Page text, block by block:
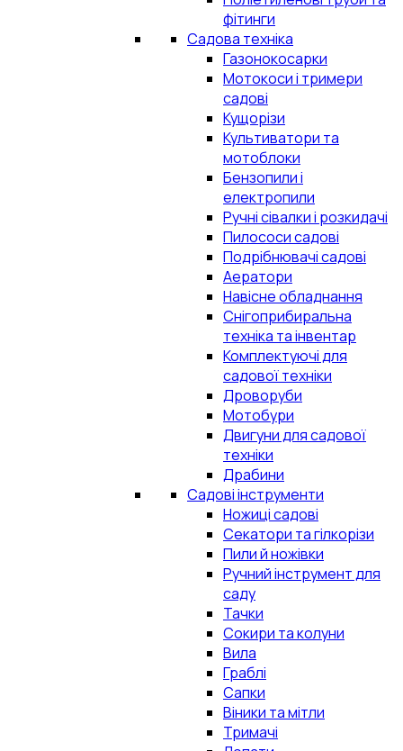
фітинги
Садова техніка
Газонокосарки
Мотокоси і тримери
садові
Кущорізи
Культиватори та
мотоблоки
Бензопили і
електропили
Ручні сівалки і розкидачі
Пилососи садові
Подрібнювачі садові
Аератори
Навісне обладнання
Снігоприбиральна
техніка та інвентар
Комплектуючі для
садової техніки
Дроворуби
Мотобури
Двигуни для садової
техніки
Драбини
Садові інструменти
Ножиці садові
Секатори та гілкорізи
Пили й ножівки
Ручний інструмент для
саду
Тачки
Сокири та колуни
Вила
Граблі
Сапки
Віники та мітли
Тримачі